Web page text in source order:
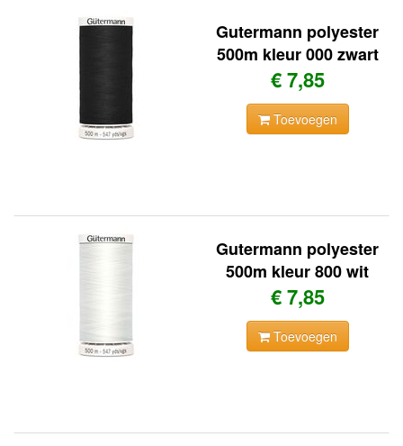
Gutermann polyester
500m kleur 000 zwart
€ 7,85
Toevoegen
Gutermann polyester
500m kleur 800 wit
€ 7,85
Toevoegen